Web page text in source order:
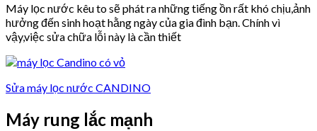
Máy lọc nước kêu to sẽ phát ra những tiếng ồn rất khó chịu,ảnh
hưởng đến sinh hoạt hằng ngày của gia đình bạn. Chính vì
vậy,việc sửa chữa lỗi này là cần thiết
Sửa máy lọc nước CANDINO
Máy rung lắc mạnh